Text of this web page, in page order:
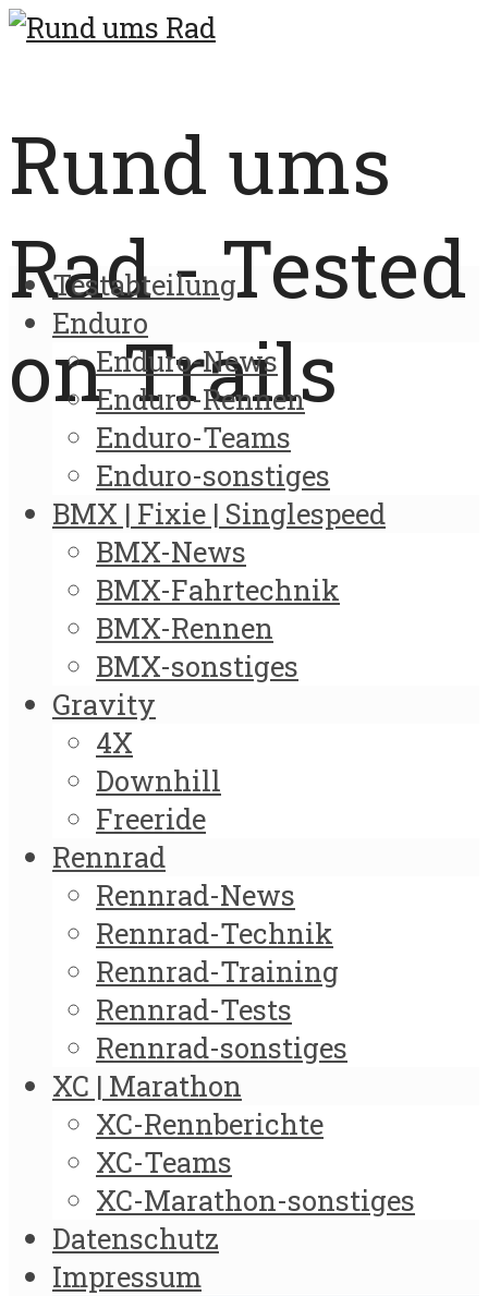
Rund ums
Rad - Tested
on Trails
Testabteilung
Enduro
Enduro-News
Enduro-Rennen
Enduro-Teams
Enduro-sonstiges
BMX | Fixie | Singlespeed
BMX-News
BMX-Fahrtechnik
BMX-Rennen
BMX-sonstiges
Gravity
4X
Downhill
Freeride
Rennrad
Rennrad-News
Rennrad-Technik
Rennrad-Training
Rennrad-Tests
Rennrad-sonstiges
XC | Marathon
XC-Rennberichte
XC-Teams
XC-Marathon-sonstiges
Datenschutz
Impressum